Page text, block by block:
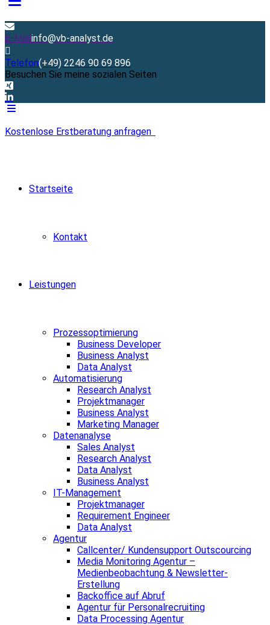
E-Mailinfo@vb-analyst.de
Telefon(+49) 2246 90 69 896
Besuchen Sie meine sozialen Seiten
Kostenlose Erstberatung anfragen
Startseite
Kontakt
Leistungen
Prozessoptimierung
Business Developer
Business Analyst
Data Analyst
Automatisierung
Research Analyst
Projektmanager
Business Analyst
Marketing Manager
Datenanalyse
Sales Analyst
Research Analyst
Data Analyst
Business Analyst
IT-Management
Projektmanager
Requirement Engineer
Data Analyst
Agentur
Callcenter/ Kundensupport Outscourcing
Media Monitoring Agentur –
Medienbeobachtung & Newsletter-
Erstellung
Backoffice auf Abruf
Agentur für Personalrecruiting
Data Processing Agentur